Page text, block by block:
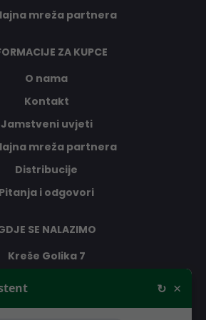
mreža partnera
ZA KUPCE
O nama
Kontakt
Jamstveni uvjeti
mreža partnera
Distribucije
Pitanja i odgovori
SE NALAZIMO
Kreše Golika 7
↻ ×